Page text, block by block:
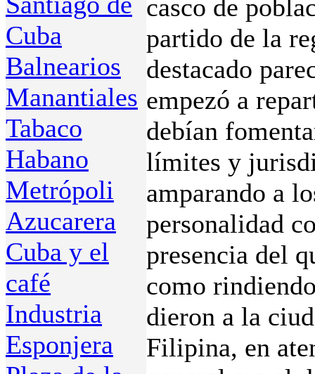
Cuba
Balnearios
Manantiales
Tabaco
Habano
Metrópoli
Azucarera
Cuba y el
café
Industria
Esponjera
casco de
partido de la
destacado
empezó a
debían
límites y
amparando a
personalidad
presencia del
como
dieron a la
Filipina, en